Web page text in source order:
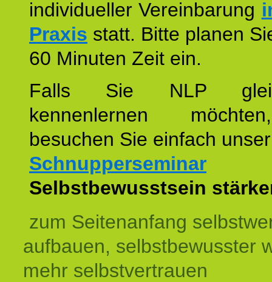
individueller Vereinbarung
Praxis statt. Bitte planen
60 Minuten Zeit ein.
Falls Sie NLP
kennenlernen
besuchen Sie einfach unser
Schnupperseminar
Selbstbewusstsein
zum Seitenanfang
aufbauen, selbstbewusster
mehr selbstvertrauen